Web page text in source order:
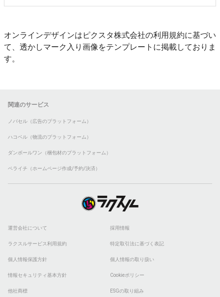
オンラインデザインはピクスタ株式会社の利用規約に基づい
て、透かしマーク入り画像をテンプレートに掲載しておりま
す。
関連のサービス
ノバセル（広告のプラットフォーム）
ハコベル（物流のプラットフォーム）
ダンボールワン（梱包材のプラットフォーム）
ペライチ（ホームページ作成/予約/決済）
運営会社について 採用情報
ラクスルサービス利用規約 特定取引法に基づく表記
個人情報保護方針 個人情報の取り扱い
情報セキュリティ基本方針 Cookieポリシー
他社商標 ESGの取り組み